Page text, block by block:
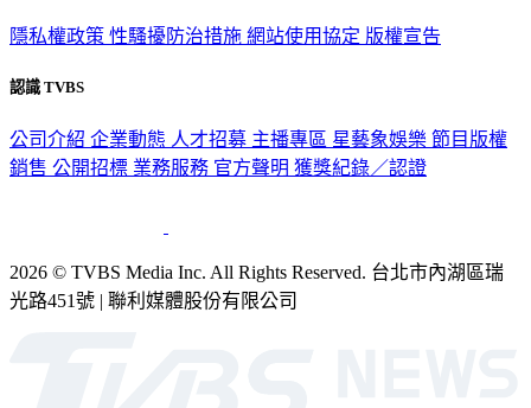
隱私權政策 性騷擾防治措施 網站使用協定 版權宣告
認識 TVBS
公司介紹 企業動態 人才招募 主播專區 星藝象娛樂 節目版權
銷售 公開招標 業務服務 官方聲明 獲獎紀錄／認證
2026 © TVBS Media Inc. All Rights Reserved. 台北市內湖區瑞
光路451號 | 聯利媒體股份有限公司